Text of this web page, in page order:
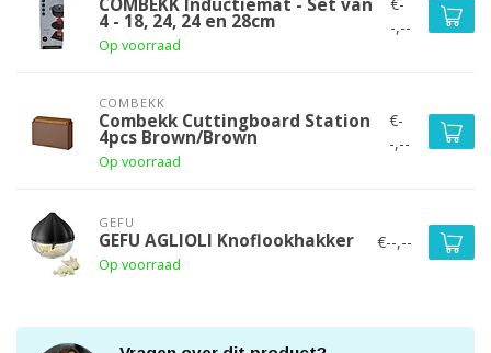
COMBEKK Inductiemat - Set van
4 - 18, 24, 24 en 28cm
Op voorraad
-,--
COMBEKK
Combekk Cuttingboard Station
4pcs Brown/Brown
Op voorraad
€-
-,--
GEFU
GEFU AGLIOLI Knoflookhakker
Op voorraad
€--,--